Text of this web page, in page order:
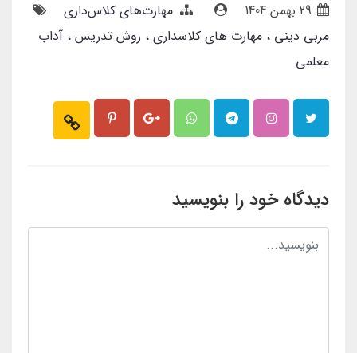
مهارت‌های کلاس‌داری
مربی دینی
مهارت های کلاسداری روش تدریس آداب
معلمی
دیدگاه خود را بنویسید